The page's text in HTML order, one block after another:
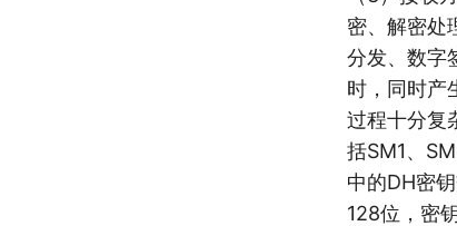
密、解密处
分发、数字
时，同时产
过程十分复
括SM1、
中的DH密
128位，密